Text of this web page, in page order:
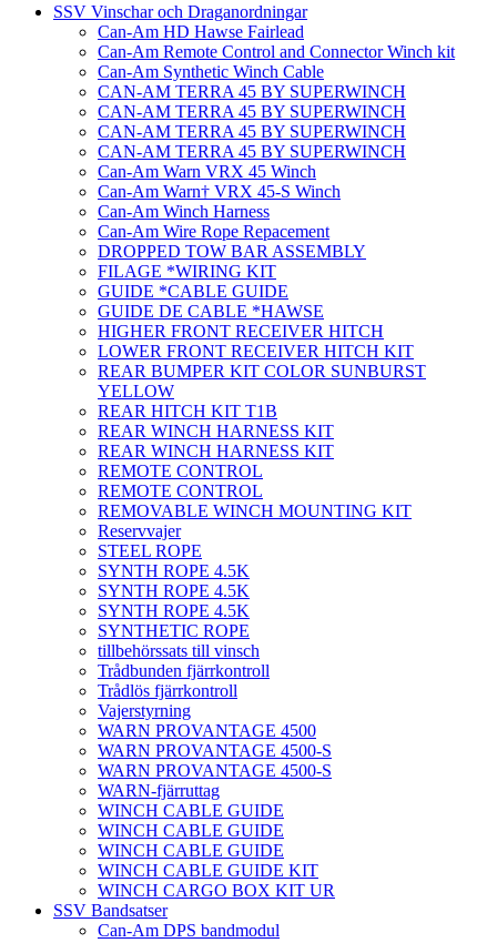
SSV Vinschar och Draganordningar
Can-Am HD Hawse Fairlead
Can-Am Remote Control and Connector Winch kit
Can-Am Synthetic Winch Cable
CAN-AM TERRA 45 BY SUPERWINCH
CAN-AM TERRA 45 BY SUPERWINCH
CAN-AM TERRA 45 BY SUPERWINCH
CAN-AM TERRA 45 BY SUPERWINCH
Can-Am Warn VRX 45 Winch
Can-Am Warn† VRX 45-S Winch
Can-Am Winch Harness
Can-Am Wire Rope Repacement
DROPPED TOW BAR ASSEMBLY
FILAGE *WIRING KIT
GUIDE *CABLE GUIDE
GUIDE DE CABLE *HAWSE
HIGHER FRONT RECEIVER HITCH
LOWER FRONT RECEIVER HITCH KIT
REAR BUMPER KIT COLOR SUNBURST
YELLOW
REAR HITCH KIT T1B
REAR WINCH HARNESS KIT
REAR WINCH HARNESS KIT
REMOTE CONTROL
REMOTE CONTROL
REMOVABLE WINCH MOUNTING KIT
Reservvajer
STEEL ROPE
SYNTH ROPE 4.5K
SYNTH ROPE 4.5K
SYNTH ROPE 4.5K
SYNTHETIC ROPE
tillbehörssats till vinsch
Trådbunden fjärrkontroll
Trådlös fjärrkontroll
Vajerstyrning
WARN PROVANTAGE 4500
WARN PROVANTAGE 4500-S
WARN PROVANTAGE 4500-S
WARN-fjärruttag
WINCH CABLE GUIDE
WINCH CABLE GUIDE
WINCH CABLE GUIDE
WINCH CABLE GUIDE KIT
WINCH CARGO BOX KIT UR
SSV Bandsatser
Can-Am DPS bandmodul